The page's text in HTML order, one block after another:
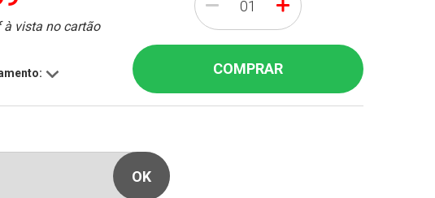
vista no cartão
- +
COMPRAR